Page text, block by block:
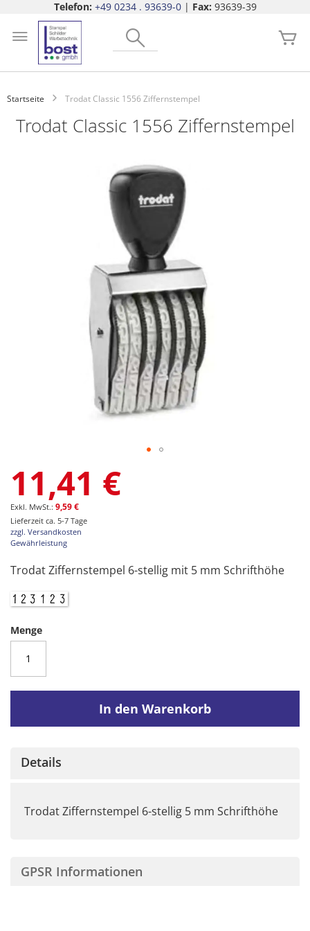
Telefon: +49 0234 . 93639-0| Fax: 93639-39
springen
Startseite Trodat Classic 1556 Ziffernstempel
Trodat Classic 1556 Ziffernstempel
Anfang
der
Bildgalerie
springen
11,41 €
9,59 €
Lieferzeit ca. 5-7 Tage
zzgl. Versandkosten
Gewährleistung
Trodat Ziffernstempel 6-stellig mit 5 mm Schrifthöhe
Menge
In den Warenkorb
Details
Trodat Ziffernstempel 6-stellig 5 mm Schrifthöhe
GPSR Informationen